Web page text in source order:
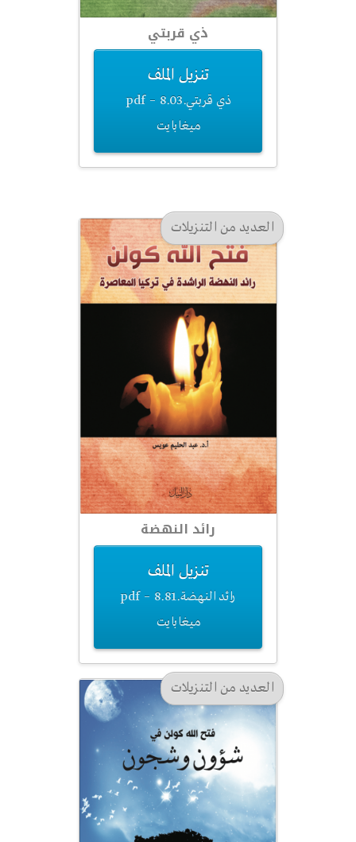
ذي قربتي
تنزيل الملف
ذي قربتي.pdf – 8.03
ميغابايت
العديد من التنزيلات
رائد النهضة
تنزيل الملف
رائد النهضة.pdf – 8.81
ميغابايت
العديد من التنزيلات